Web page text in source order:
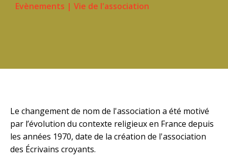
Evènements | Vie de l'association
Le changement de nom de l'association a été motivé
par l’évolution du contexte religieux en France depuis
les années 1970, date de la création de l'association
des Écrivains croyants.